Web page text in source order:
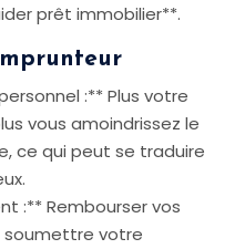
prêt immobilier**.
:** Plus votre
vous amoindrissez le
ce qui peut se traduire
:** Rembourser vos
soumettre votre